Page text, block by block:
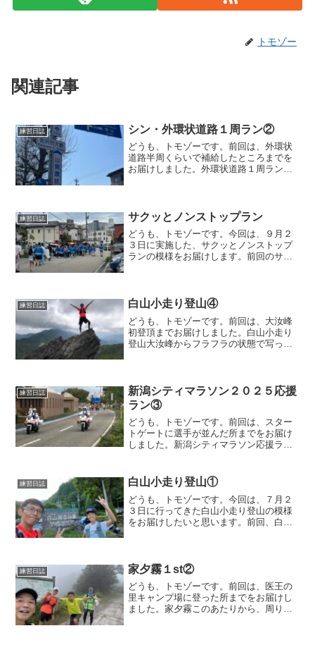
トモゾー
関連記事
練習日誌 シン・外環状道路１周ラン②
どうも、トモゾーです。前回は、外環状
道路半周くらいで補給したところまでを
お届けしました。外環状道路１周ラン杜
トンネルを逆に走っている...
練習日誌 サクッとノンストップラン
どうも、トモゾーです。今回は、９月２
３日に実施した、サクッとノンストップ
ランの模様をお届けします。前回のサク
だけの距離を走ろうと思っ...
練習日誌 白山小走り登山④
どうも、トモゾーです。前回は、大汝峰
初登頂までお届けしました。白山小走り
登山大汝峰からフラフラの状態で写って
くないです。前回、初御...
練習日誌
新潟シティマラソン２０２５応援
ラン③
どうも、トモゾーです。前回は、スター
トゲートに選手が並んだ所までをお届け
しました。新潟シティマラソン応援ラン
すぐの場所だと、混雑しすぎてて、個別
の応援がままならないので...
練習日誌 白山小走り登山①
どうも、トモゾーです。今回は、７月２
３日に行ってきた白山小走り登山の模様
をお届けしたいと思います。前回、白山
と、小走りで登る、私が行...
練習日誌 家夕霧１st②
どうも、トモゾーです。前回は、医王の
里キャンプ場に登った所までをお届けし
ました。家夕霧このあたりから、周りが